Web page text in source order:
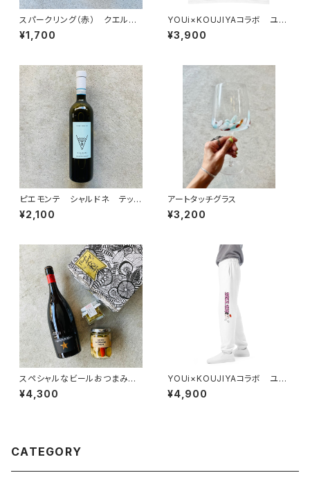
スパークリング（赤） クエルチ
オーリ レッジアーノ ランブルス
コ ドルチェ
¥1,700
YOUi×KOUJIYAコラボ ユニ
セックス長袖Tシャツ
¥3,900
ピエモンテ シャルドネ テッ
レ・エ・ボルギ
¥2,100
アートタッチグラス
¥3,200
スペシャルなビールおつまみセ
ット
¥4,300
YOUi×KOUJIYAコラボ ユニ
セックススウェットパンツ
¥4,900
CATEGORY